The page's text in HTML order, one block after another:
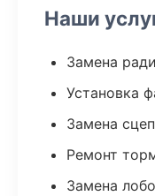
Наши
Замена
Установка
Замена
Ремонт
Замена